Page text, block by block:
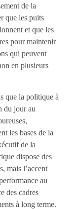
de la
que les puits
et que les
pour maintenir
qui peuvent
en plusieurs
que la politique à
du jour au
les bases de la
de la
dispose des
mais l’accent
au
des cadres
à long terme.